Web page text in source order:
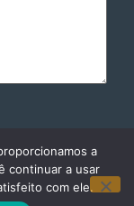
a
continuar a usar
com ele.